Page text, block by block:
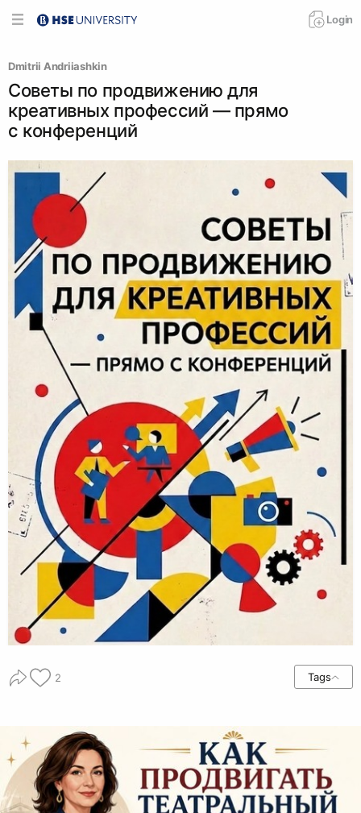
Login
Dmitrii Аndriiashkin
Советы по продвижению для
креативных профессий — прямо
с конференций
2 Tags